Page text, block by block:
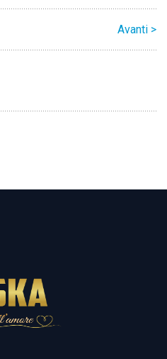
Avanti >